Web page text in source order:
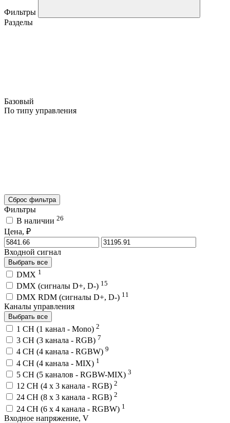
Фильтры
Разделы
Базовый
По типу управления
Сброс фильтра
Фильтры
В наличии 26
Цена, ₽
Входной сигнал
Выбрать все
DMX 1
DMX (сигналы D+, D-) 15
DMX RDM (сигналы D+, D-) 11
Каналы управления
Выбрать все
1 CH (1 канал - Mono) 2
3 CH (3 канала - RGB) 7
4 CH (4 канала - RGBW) 9
4 CH (4 канала - MIX) 1
5 CH (5 каналов - RGBW-MIX) 3
12 CH (4 x 3 канала - RGB) 2
24 CH (8 x 3 канала - RGB) 2
24 CH (6 x 4 канала - RGBW) 1
Входное напряжение, V